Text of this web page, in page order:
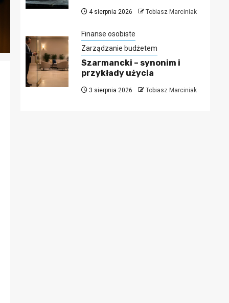
4 sierpnia 2026 Tobiasz Marciniak
Finanse osobiste
Zarządzanie budżetem
Szarmancki – synonim i
przykłady użycia
3 sierpnia 2026 Tobiasz Marciniak